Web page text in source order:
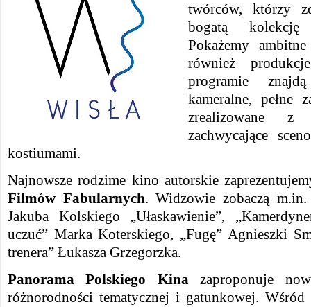
twórców, którzy
bogatą
Pokażemy
również
programie
kameralne, pełne
zrealizowane z
zachwycające
kostiumami.
Najnowsze rodzime kino autorskie
Filmów Fabularnych. Widzowie zobaczą
Jakuba Kolskiego „Ułaskawienie”,
uczuć” Marka Koterskiego, „Fugę” Agnieszki
trenera” Łukasza Grzegorzka.
Panorama Polskiego Kina zaproponuje
różnorodności tematycznej i gatunkowej. Wśród